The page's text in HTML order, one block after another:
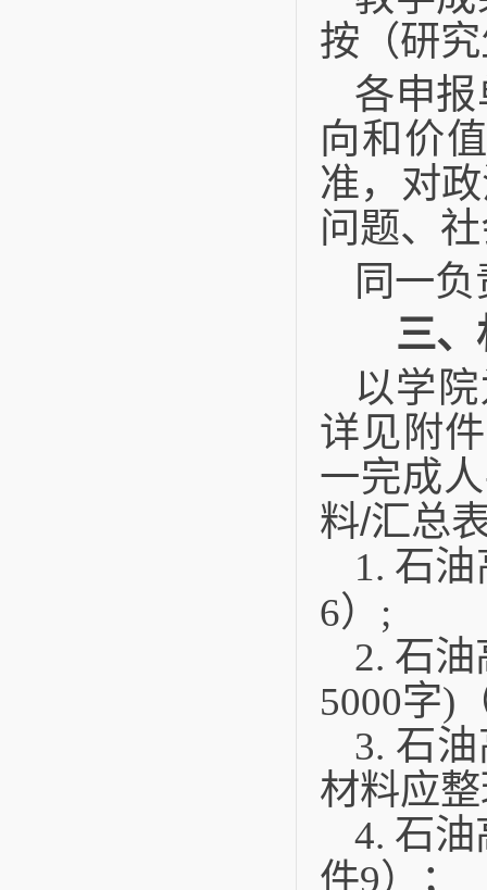
按（研
各申
向和价
准，对
问题、
同一
三、
以学
详见附
一完成
料/汇总
1. 石
6） ;
2. 石油
5000字)
3. 石
材料应
4. 石油
件9）；